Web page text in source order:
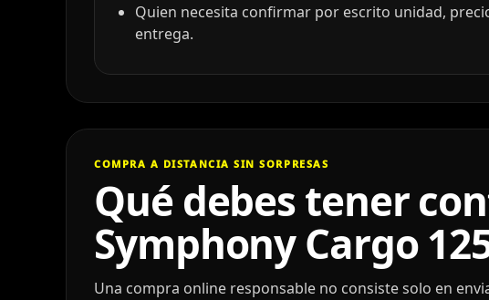
Quien necesita confirmar por escrito unidad,
entrega.
COMPRA A DISTANCIA SIN SORPRESAS
Qué debes tener
Symphony Cargo
Una compra online responsable no consiste solo en